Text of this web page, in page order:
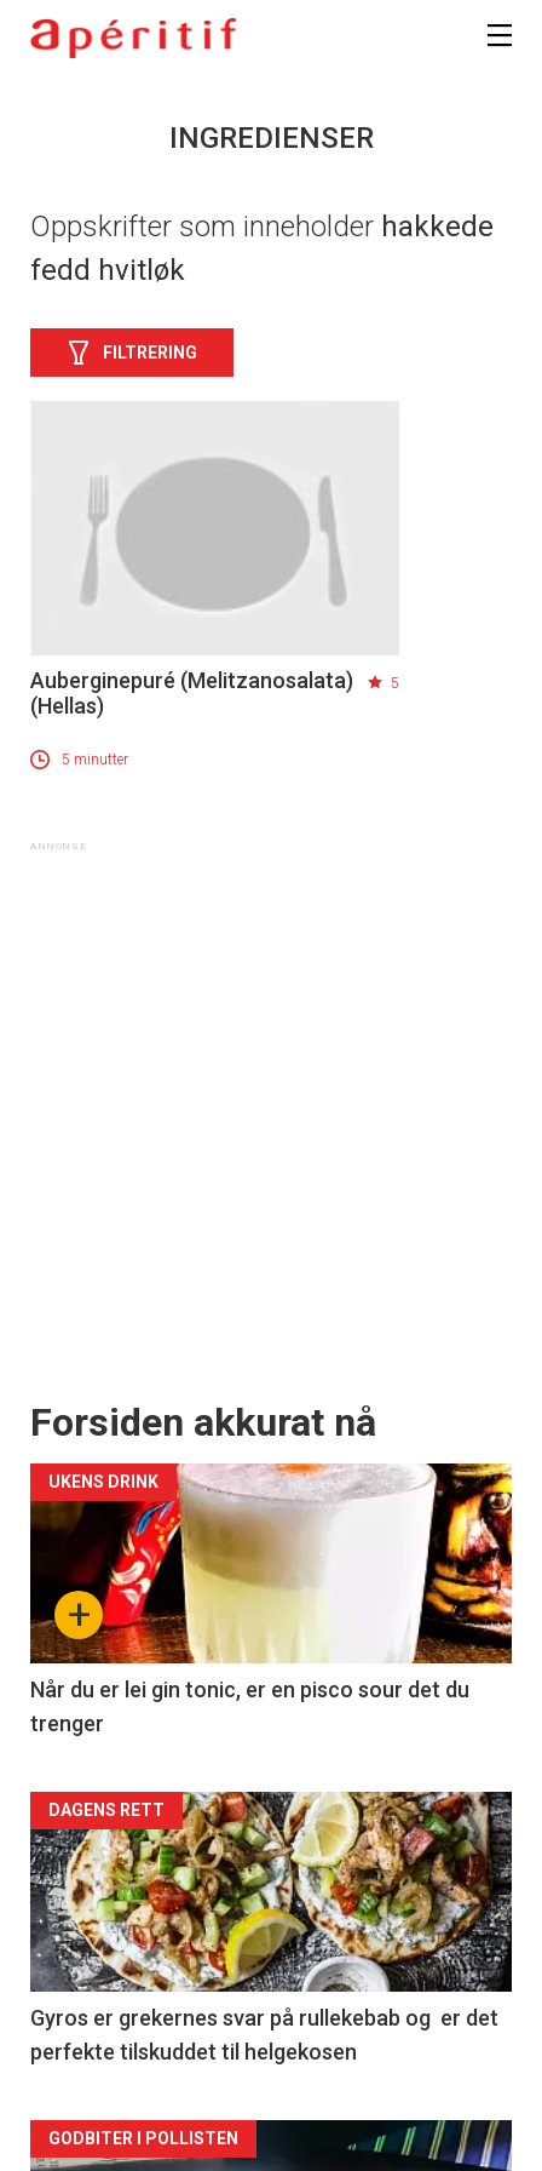
INGREDIENSER
Oppskrifter som inneholder hakkede
fedd hvitløk
FILTRERING
Auberginepuré (Melitzanosalata)
(Hellas)
5
5 minutter
Forsiden akkurat nå
+
UKENS DRINK
Når du er lei gin tonic, er en pisco sour det du
trenger
Forsiden
akkurat
nå
-
2
DAGENS RETT
Gyros er grekernes svar på rullekebab og er det
perfekte tilskuddet til helgekosen
Forsiden
GODBITER I POLLISTEN